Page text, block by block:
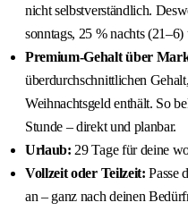
nicht selbstverständlich.
sonntags, 25 % nachts
Premium-Gehalt über
überdurchschnittlichen
Weihnachtsgeld enthält. So
Stunde – direkt und planbar.
Urlaub: 29 Tage für deine
Vollzeit oder Teilzeit: Passe
an – ganz nach deinen